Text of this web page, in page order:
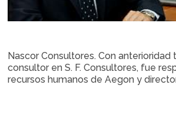
Nascor Consultores. Con anterioridad
consultor en S. F. Consultores, fue
recursos humanos de Aegon y